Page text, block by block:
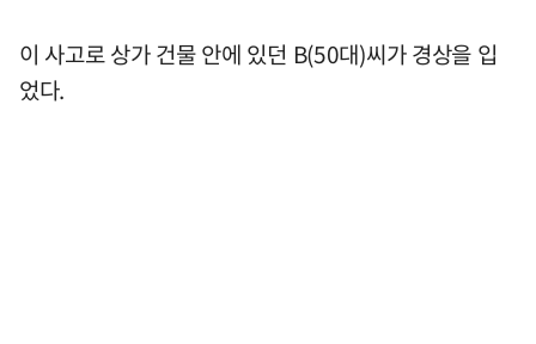
이 사고로 상가 건물 안에 있던 B(50대)씨가 경상을 입
었다.